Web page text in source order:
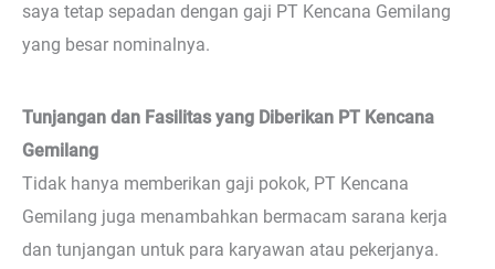
saya tetap sepadan dengan gaji PT Kencana Gemilang
yang besar nominalnya.
Tunjangan dan Fasilitas yang Diberikan PT Kencana
Gemilang
Tidak hanya memberikan gaji pokok, PT Kencana
Gemilang juga menambahkan bermacam sarana kerja
dan tunjangan untuk para karyawan atau pekerjanya.